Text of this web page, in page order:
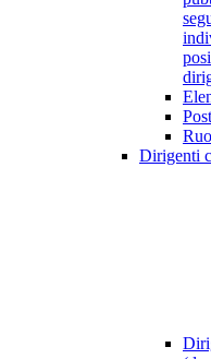
Dirigenti